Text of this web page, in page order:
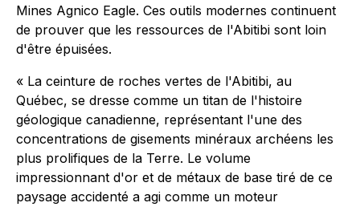
Mines Agnico Eagle. Ces outils modernes continuent
de prouver que les ressources de l'Abitibi sont loin
d'être épuisées.
« La ceinture de roches vertes de l'Abitibi, au
Québec, se dresse comme un titan de l'histoire
géologique canadienne, représentant l'une des
concentrations de gisements minéraux archéens les
plus prolifiques de la Terre. Le volume
impressionnant d'or et de métaux de base tiré de ce
paysage accidenté a agi comme un moteur